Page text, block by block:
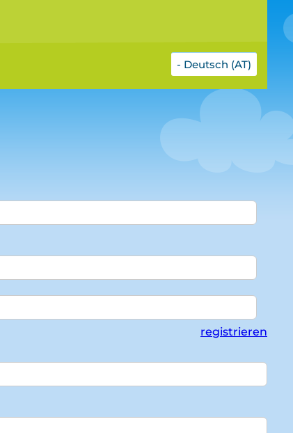
- Deutsch (AT)
registrieren